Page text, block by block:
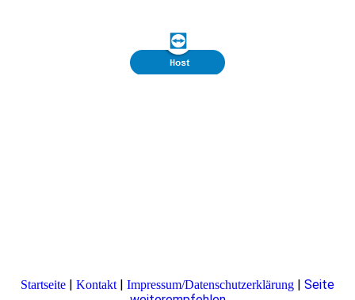
Startseite Kontakt| Impressum/Datenschutzerklärung
Seite